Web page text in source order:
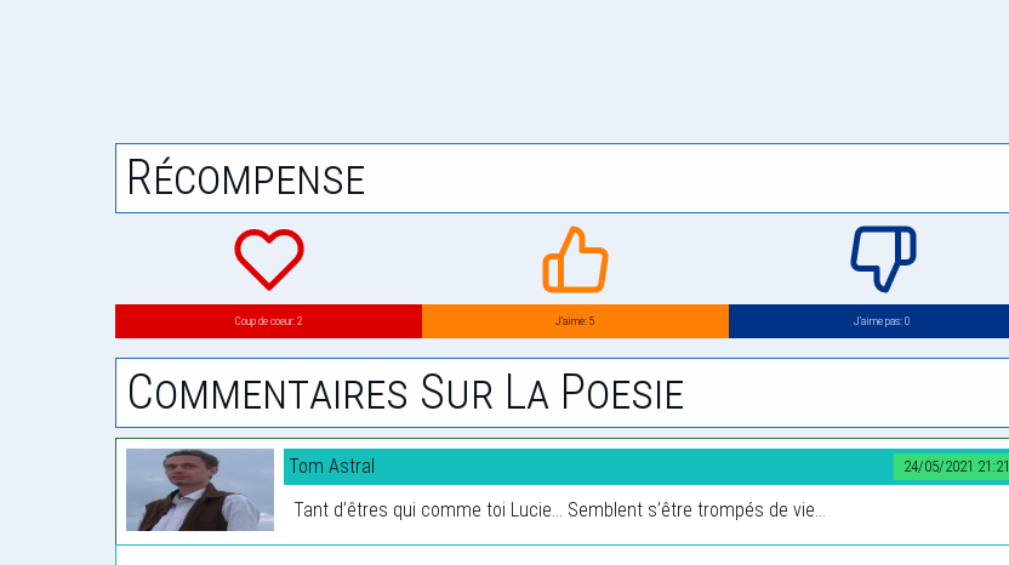
Récompense
Coup de coeur: 2 J’aime: 5 J’aime pas: 0
Commentaires Sur La Poesie
24/05/2021 21:21
Tom Astral
Tant d’êtres qui comme toi Lucie... Semblent s’être trompés de vie...